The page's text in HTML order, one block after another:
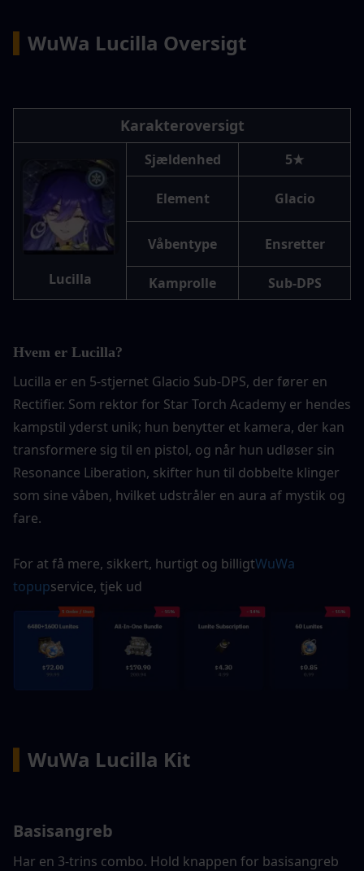
WuWa Lucilla Oversigt
Karakteroversigt
Lucilla
Sjældenhed 5★
Element Glacio
Våbentype Ensretter
Kamprolle Sub-DPS
Hvem er Lucilla?
Lucilla er en 5-stjernet Glacio Sub-DPS, der fører en
Rectifier. Som rektor for Star Torch Academy er hendes
kampstil yderst unik; hun benytter et kamera, der kan
transformere sig til en pistol, og når hun udløser sin
Resonance Liberation, skifter hun til dobbelte klinger
som sine våben, hvilket udstråler en aura af mystik og
fare.
For at få mere, sikkert, hurtigt og billigtWuWa
topupservice, tjek ud
WuWa Lucilla Kit
Basisangreb
Har en 3-trins combo. Hold knappen for basisangreb